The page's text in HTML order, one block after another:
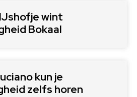
wint
Bokaal
kun je
zelfs horen